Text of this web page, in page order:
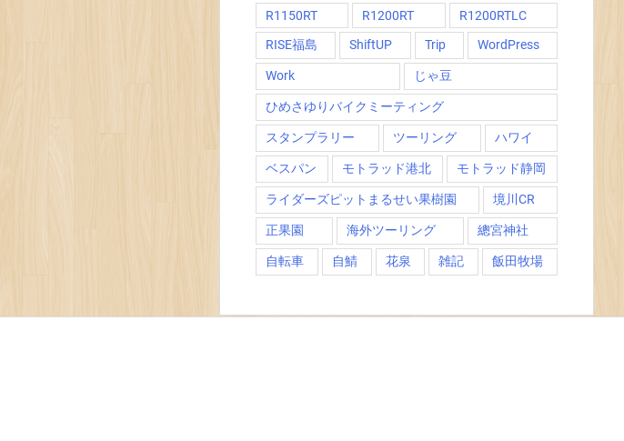
R1150RT
R1200RT
R1200RTLC
RISE福島
ShiftUP Trip WordPress
Work じゃ豆
ひめさゆりバイクミーティング
スタンプラリー ツーリング ハワイ
ベスパン モトラッド港北 モトラッド静岡
ライダーズピットまるせい果樹園 境川CR
正果園 海外ツーリング 總宮神社
自転車 自鯖 花泉 雑記 飯田牧場